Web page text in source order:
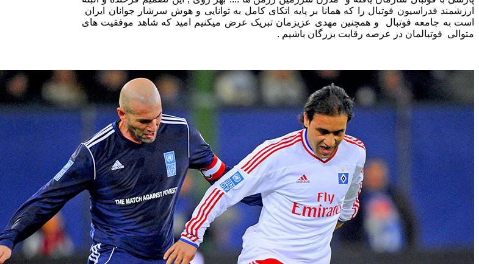
ارزشمند فدراسیون فوتبال را که همانا بر پایه اتکای کامل به توانایی و هوش سرشار جوانان ایران
است به جامعه فوتبال و همچنین مهدی عزیزمان تبریک عرض میکنیم امید که شاهد موفقیت های
متوالی فوتبالمان در عرصه رقابت بزرگان باشیم .